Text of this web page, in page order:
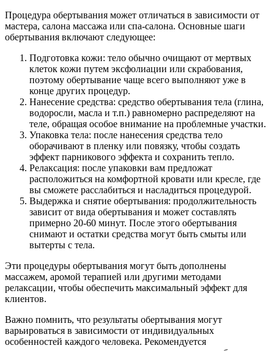
Процедура обертывания может отличаться в зависимости от
мастера, салона массажа или спа-салона. Основные шаги
обертывания включают следующее:
Подготовка кожи: тело обычно очищают от мертвых
клеток кожи путем эксфолиации или скрабования,
поэтому обертывание чаще всего выполняют уже в
конце других процедур.
Нанесение средства: средство обертывания тела (глина,
водоросли, масла и т.п.) равномерно распределяют на
теле, обращая особое внимание на проблемные участки.
Упаковка тела: после нанесения средства тело
оборачивают в пленку или повязку, чтобы создать
эффект парникового эффекта и сохранить тепло.
Релаксация: после упаковки вам предложат
расположиться на комфортной кровати или кресле, где
вы сможете расслабиться и насладиться процедурой.
Выдержка и снятие обертывания: продолжительность
зависит от вида обертывания и может составлять
примерно 20-60 минут. После этого обертывания
снимают и остатки средства могут быть смыты или
вытерты с тела.
Эти процедуры обертывания могут быть дополнены
массажем, аромой терапией или другими методами
релаксации, чтобы обеспечить максимальный эффект для
клиентов.
Важно помнить, что результаты обертывания могут
варьироваться в зависимости от индивидуальных
особенностей каждого человека. Рекомендуется